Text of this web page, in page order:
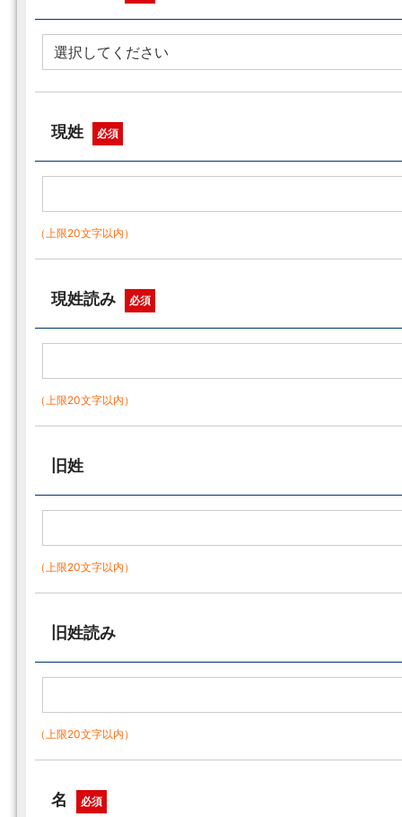
現姓 必須
（上限20文字以内）
現姓読み 必須
（上限20文字以内）
旧姓
（上限20文字以内）
旧姓読み
（上限20文字以内）
名 必須